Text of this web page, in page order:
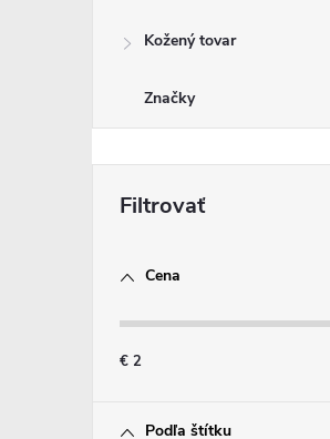
Kožený tovar
Značky
Cena
€ 2
Podľa štítku